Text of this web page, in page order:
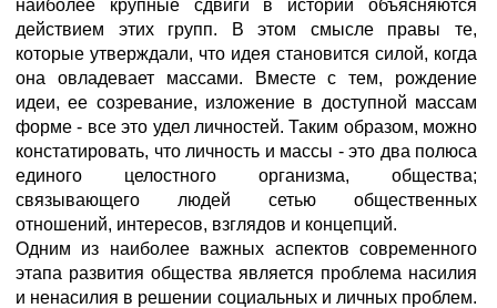
наиболее крупные сдвиги в истории объясняются
действием этих групп. В этом смысле правы те,
которые утверждали, что идея становится силой, когда
она овладевает массами. Вместе с тем, рождение
идеи, ее созревание, изложение в доступной массам
форме - все это удел личностей. Таким образом, можно
констатировать, что личность и массы - это два полюса
единого целостного организма, общества;
связывающего людей сетью общественных
отношений, интересов, взглядов и концепций.
Одним из наиболее важных аспектов современного
этапа развития общества является проблема насилия
и ненасилия в решении социальных и личных проблем.